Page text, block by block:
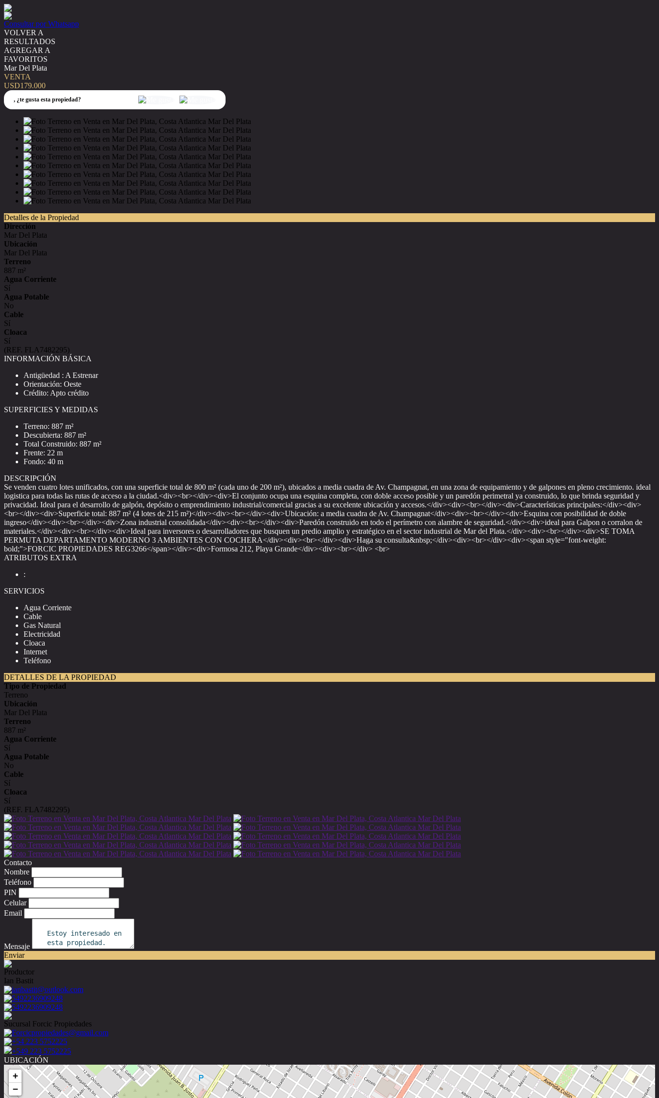
Consultar por Whatsapp
VOLVER A
RESULTADOS
AGREGAR A
FAVORITOS
Mar Del Plata
VENTA
USD179.000
, ¿te gusta esta propiedad?
Detalles de la Propiedad
Dirección
Mar Del Plata
Ubicación
Mar Del Plata
Terreno
887 m²
Agua Corriente
Sí
Agua Potable
No
Cable
Sí
Cloaca
Sí
(REF. FLA7482295)
INFORMACIÓN BÁSICA
Antigüedad : A Estrenar
Orientación: Oeste
Crédito: Apto crédito
SUPERFICIES Y MEDIDAS
Terreno: 887 m²
Descubierta: 887 m²
Total Construido: 887 m²
Frente: 22 m
Fondo: 40 m
DESCRIPCIÓN
Se venden cuatro lotes unificados, con una superficie total de 800 m² (cada uno de 200 m²), ubicados a media cuadra de Av. Champagnat, en una zona de equipamiento y de galpones en pleno crecimiento. ideal
logistica para todas las rutas de acceso a la ciudad.<div><br></div><div>El conjunto ocupa una esquina completa, con doble acceso posible y un paredón perimetral ya construido, lo que brinda seguridad y
privacidad. Ideal para el desarrollo de galpón, depósito o emprendimiento industrial/comercial gracias a su excelente ubicación y accesos.</div><div><br></div><div>Características principales:</div><div>
<br></div><div>Superficie total: 887 m² (4 lotes de 215 m²)</div><div><br></div><div>Ubicación: a media cuadra de Av. Champagnat</div><div><br></div><div>Esquina con posibilidad de doble
ingreso</div><div><br></div><div>Zona industrial consolidada</div><div><br></div><div>Paredón construido en todo el perímetro con alambre de seguridad.</div><div>ideal para Galpon o corralon de
materiales.</div><div><br></div><div>Ideal para inversores o desarrolladores que busquen un predio amplio y estratégico en el sector industrial de Mar del Plata.</div><div><br></div><div>SE TOMA
PERMUTA DEPARTAMENTO MODERNO 3 AMBIENTES CON COCHERA</div><div><br></div><div>Haga su consulta&nbsp;</div><div><br></div><div><span style="font-weight:
bold;">FORCIC PROPIEDADES REG3266</span></div><div>Formosa 212, Playa Grande</div><div><br></div> <br>
ATRIBUTOS EXTRA
:
SERVICIOS
Agua Corriente
Cable
Gas Natural
Electricidad
Cloaca
Internet
Teléfono
DETALLES DE LA PROPIEDAD
Tipo de Propiedad
Terreno
Ubicación
Mar Del Plata
Terreno
887 m²
Agua Corriente
Sí
Agua Potable
No
Cable
Sí
Cloaca
Sí
(REF. FLA7482295)
Contacto
Nombre
Teléfono
PIN
Celular
Email
Mensaje
Enviar
Productor
Ian Bastit
ianbastit@outlook.com
5492236909248
5492236909248
Sucursal Forcic Propiedades
Forcicpropiedades@gmail.com
+54 223 5752225
+549 223 5752225
UBICACIÓN
+
−